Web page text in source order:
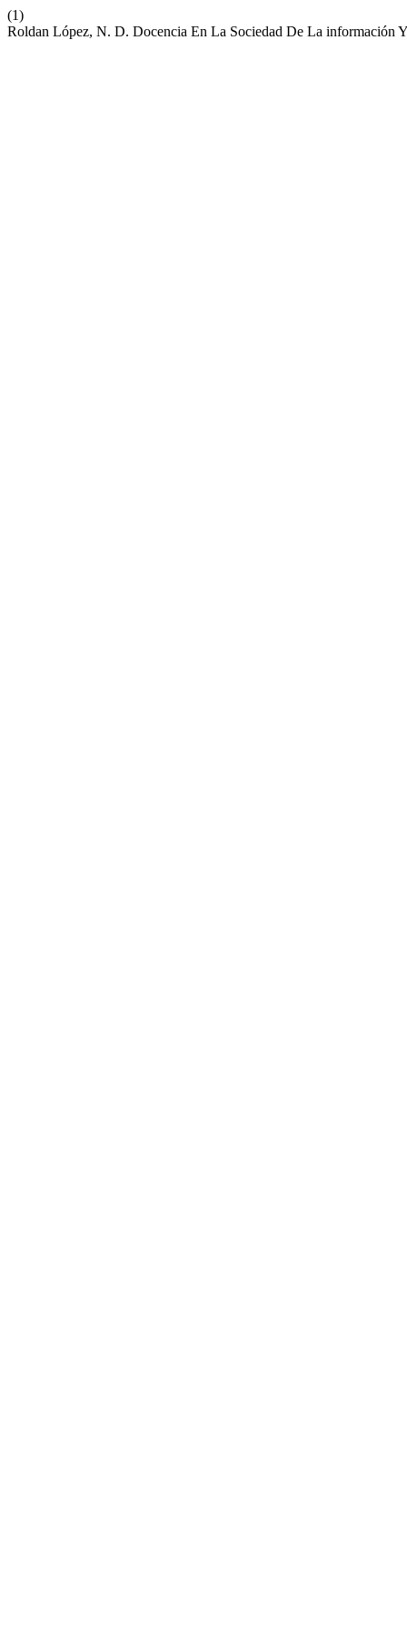
(1)
Roldan López, N. D. Docencia En La Sociedad De La información